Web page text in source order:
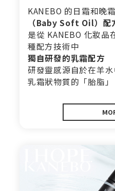
KANEBO 的日霜和晚
（Baby Soft Oil）配
是從 KANEBO 化妝品
種配方技術中
獨自研發的乳霜配方
研發靈感源自於在羊
乳霜狀物質的「胎脂」